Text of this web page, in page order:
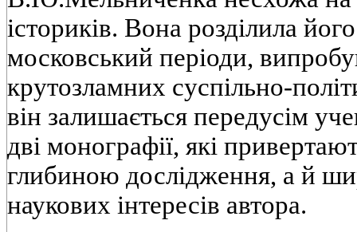
iсторикiв. Вона роздiлила
московський перiоди,
крутозламних суспiльно-
вiн залишається передусiм
двi монографiї, якi
глибиною дослiдження, а й
наукових iнтересiв автора.